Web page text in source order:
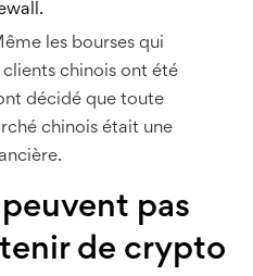
les bourses qui
chinois ont été
décidé que toute
chinois était une
pas
de crypto